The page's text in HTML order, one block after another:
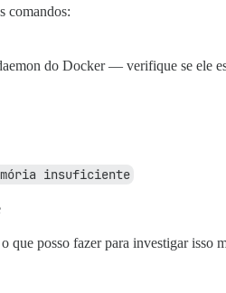
comandos:
do Docker — verifique se ele
insuficiente
que posso fazer para investigar isso